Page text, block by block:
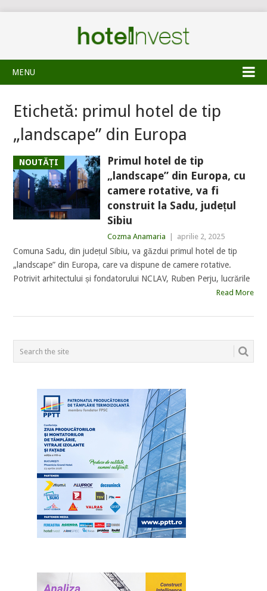
MENU
Etichetă: primul hotel de tip
„landscape” din Europa
NOUTĂȚI
Primul hotel de tip
„landscape” din Europa, cu
camere rotative, va fi
construit la Sadu, județul
Sibiu
Cozma Anamaria aprilie 2, 2025
Comuna Sadu, din județul Sibiu, va găzdui primul hotel de tip
„landscape” din Europa, care va dispune de camere rotative.
Potrivit arhitectului și fondatorului NCLAV, Ruben Perju, lucrările
Read More
POSTS
NAVIGATION